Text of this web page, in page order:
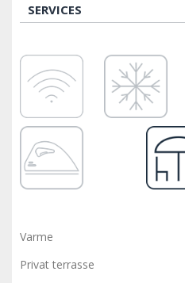
SERVICES
Varme
Privat terrasse